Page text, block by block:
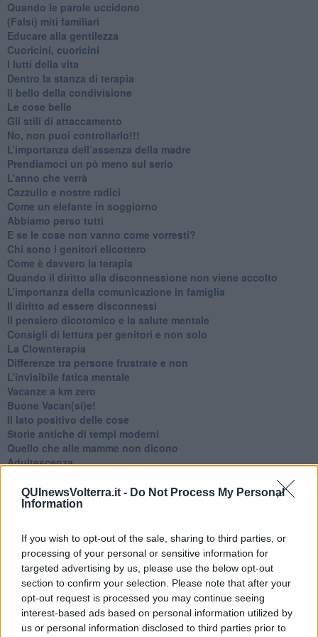
QUInewsVolterra.it - Do Not Process My Personal
Information
If you wish to opt-out of the sale, sharing to third parties, or
processing of your personal or sensitive information for
targeted advertising by us, please use the below opt-out
section to confirm your selection. Please note that after your
opt-out request is processed you may continue seeing
interest-based ads based on personal information utilized by
us or personal information disclosed to third parties prior to
​Quando le parole uccidono
​(Falsi) miti familiari
​Educare alla gentilezza
​Cuoricini, cuoricini
I lutti della vita
​Dentro la stanza di terapia
​Il bello della condivisione
Le cose belle
​Gli stili di attaccamento
No, non puoi controllarlo!!!
​L’importanza dell’assenza della madre
​Prendiamoci un pò meno sul serio
​L’anno che verrà
​Cazzullo e nostre radici
​Come un elefante in soggiorno
​Abbiamo perso tutti
E se le cose non vanno come vorresti?
​Chi sono i genitori elicottero
Come è davvero la terapia
Quando il diritto alla disconnessione non viene accolto
​L’importanza della comunicazione in famiglia
​Il diritto ad essere disconnessi
​Il pensiero dicotomico e la salute mentale
​Consigli di lettura per genitori e non solo
​La Clownterapia
​Differenze tra persone frustrate e non
L’invisibile fatica mentale
Vacanze a km zero
​Buone Vacan(si)e!
​Il lato positivo delle cose
​Storie antiche di tempi moderni
​Quello che alle mamme non dicono
Adultescenza
​4 anni di Blog
Quando il silenzio è aggressivo
​Clima ballerino e sbalzi d’umore
La maternità
​L’uomo o l’orso?
Non hanno un amico a teatro​
​Tutta una questione di rispetto
​Cose che ci esauriscono
​Vespa che passione!
​Lasciate ai vostri figli il diritto di piangere